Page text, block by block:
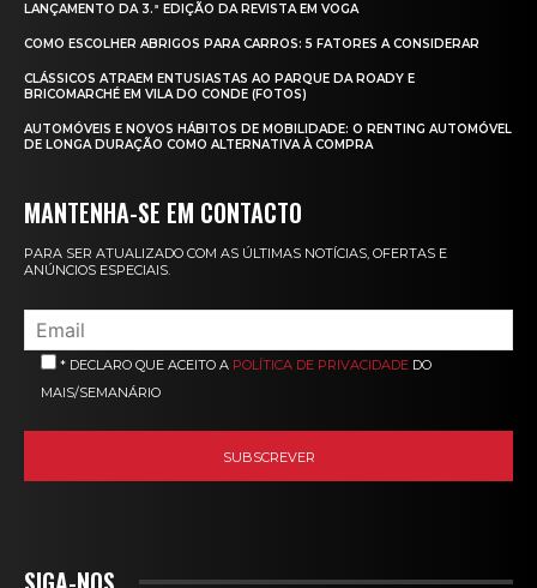
LANÇAMENTO DA 3.ª EDIÇÃO DA REVISTA EM VOGA
COMO ESCOLHER ABRIGOS PARA CARROS: 5 FATORES A CONSIDERAR
CLÁSSICOS ATRAEM ENTUSIASTAS AO PARQUE DA ROADY E
BRICOMARCHÉ EM VILA DO CONDE (FOTOS)
AUTOMÓVEIS E NOVOS HÁBITOS DE MOBILIDADE: O RENTING AUTOMÓVEL
DE LONGA DURAÇÃO COMO ALTERNATIVA À COMPRA
MANTENHA-SE EM CONTACTO
PARA SER ATUALIZADO COM AS ÚLTIMAS NOTÍCIAS, OFERTAS E
ANÚNCIOS ESPECIAIS.
* DECLARO QUE ACEITO A POLÍTICA DE PRIVACIDADE DO
MAIS/SEMANÁRIO